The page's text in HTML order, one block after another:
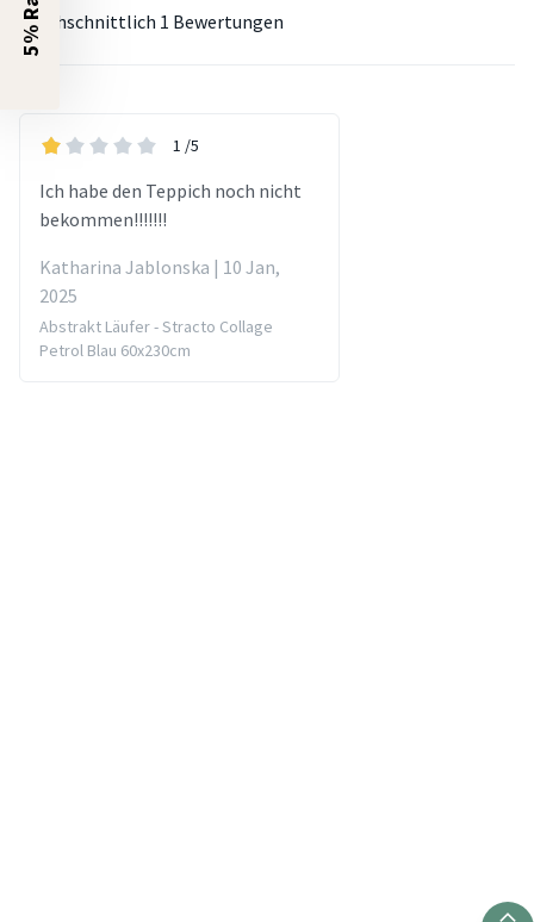
Durchschnittlich 1 Bewertungen
1 /5
Ich habe den Teppich noch nicht
bekommen!!!!!!!
Katharina Jablonska | 10 Jan,
2025
Abstrakt Läufer - Stracto Collage
Petrol Blau 60x230cm